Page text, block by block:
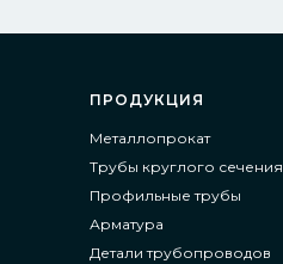
ПРОДУКЦИЯ
Металлопрокат
Трубы круглого сечения
Профильные трубы
Арматура
Детали трубопроводов